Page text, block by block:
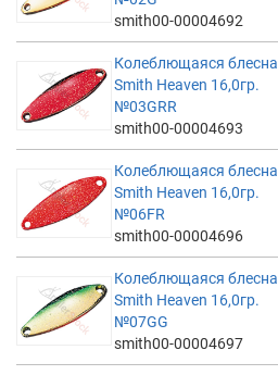
smith00-00004692
Колеблющаяся блесна
Smith Heaven 16,0гр.
№03GRR
smith00-00004693
Колеблющаяся блесна
Smith Heaven 16,0гр.
№06FR
smith00-00004696
Колеблющаяся блесна
Smith Heaven 16,0гр.
№07GG
smith00-00004697